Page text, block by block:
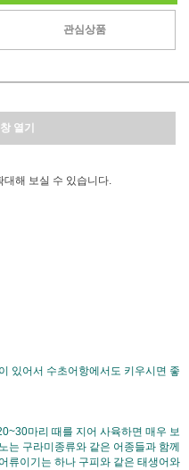
관심상품
열기
대해 보실 수 있습니다.
있어서 수초어항에서도 키우시면 좋
마리 때를 지어 사육하면 매우 보
는 구라미종류와 같은 어종들과 함께
류이기는 하나 구피와 같은 태생어와